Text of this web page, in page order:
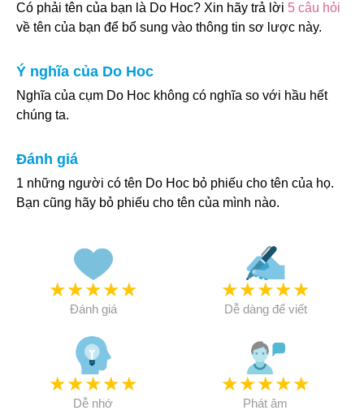
Có phải tên của bạn là Do Hoc? Xin hãy trả lời 5 câu hỏi
về tên của bạn để bổ sung vào thông tin sơ lược này.
Ý nghĩa của Do Hoc
Nghĩa của cụm Do Hoc không có nghĩa so với hầu hết
chúng ta.
Đánh giá
1 những người có tên Do Hoc bỏ phiếu cho tên của họ.
Bạn cũng hãy bỏ phiếu cho tên của mình nào.
★★★★★
Đánh giá
★★★★★
Dễ dàng để viết
★★★★★
Dễ nhớ
★★★★★
Phát âm